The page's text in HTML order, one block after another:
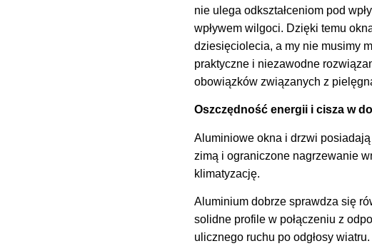
nie ulega odkształceniom pod
wpływem wilgoci. Dzięki temu
dziesięciolecia, a my nie musimy
praktyczne i niezawodne
obowiązków związanych z
Oszczędność energii i cisza w
Aluminiowe okna i drzwi
zimą i ograniczone nagrzewanie
klimatyzację.
Aluminium dobrze sprawdza się
solidne profile w połączeniu z
ulicznego ruchu po odgłosy